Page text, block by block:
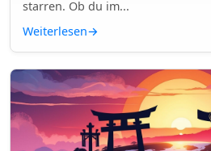
starren. Ob du im...
Weiterlesen→